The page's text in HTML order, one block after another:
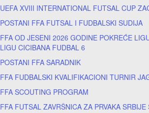
UEFA XVIII INTERNATIONAL FUTSAL CUP
POSTANI FFA FUTSAL I FUDBALSKI SUDIJA
FFA OD JESENI 2026 GODINE POKREĆE
LIGU CICIBANA FUDBAL 6
POSTANI FFA SARADNIK
FFA FUDBALSKI KVALIFIKACIONI TURNIR
FFA SCOUTING PROGRAM
FFA FUTSAL ZAVRŠNICA ZA PRVAKA